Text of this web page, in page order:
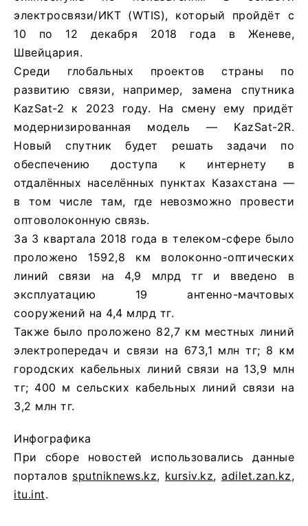
электросвязи/ИКТ (WTIS), который пройдёт с
10 по 12 декабря 2018 года в Женеве,
Швейцария.
Среди глобальных проектов страны по
развитию связи, например, замена спутника
KazSat-2 к 2023 году. На смену ему придёт
модернизированная модель — KazSat-2R.
Новый спутник будет решать задачи по
обеспечению доступа к интернету в
отдалённых населённых пунктах Казахстана —
в том числе там, где невозможно провести
оптоволоконную связь.
За 3 квартала 2018 года в телеком-сфере было
проложено 1592,8 км волоконно-оптических
линий связи на 4,9 млрд тг и введено в
эксплуатацию 19 антенно-мачтовых
сооружений на 4,4 млрд тг.
Также было проложено 82,7 км местных линий
электропередач и связи на 673,1 млн тг; 8 км
городских кабельных линий связи на 13,9 млн
тг; 400 м сельских кабельных линий связи на
3,2 млн тг.
Инфографика
При сборе новостей использовались данные
порталов sputniknews.kz, kursiv.kz,adilet.zan.kz,
itu.int.